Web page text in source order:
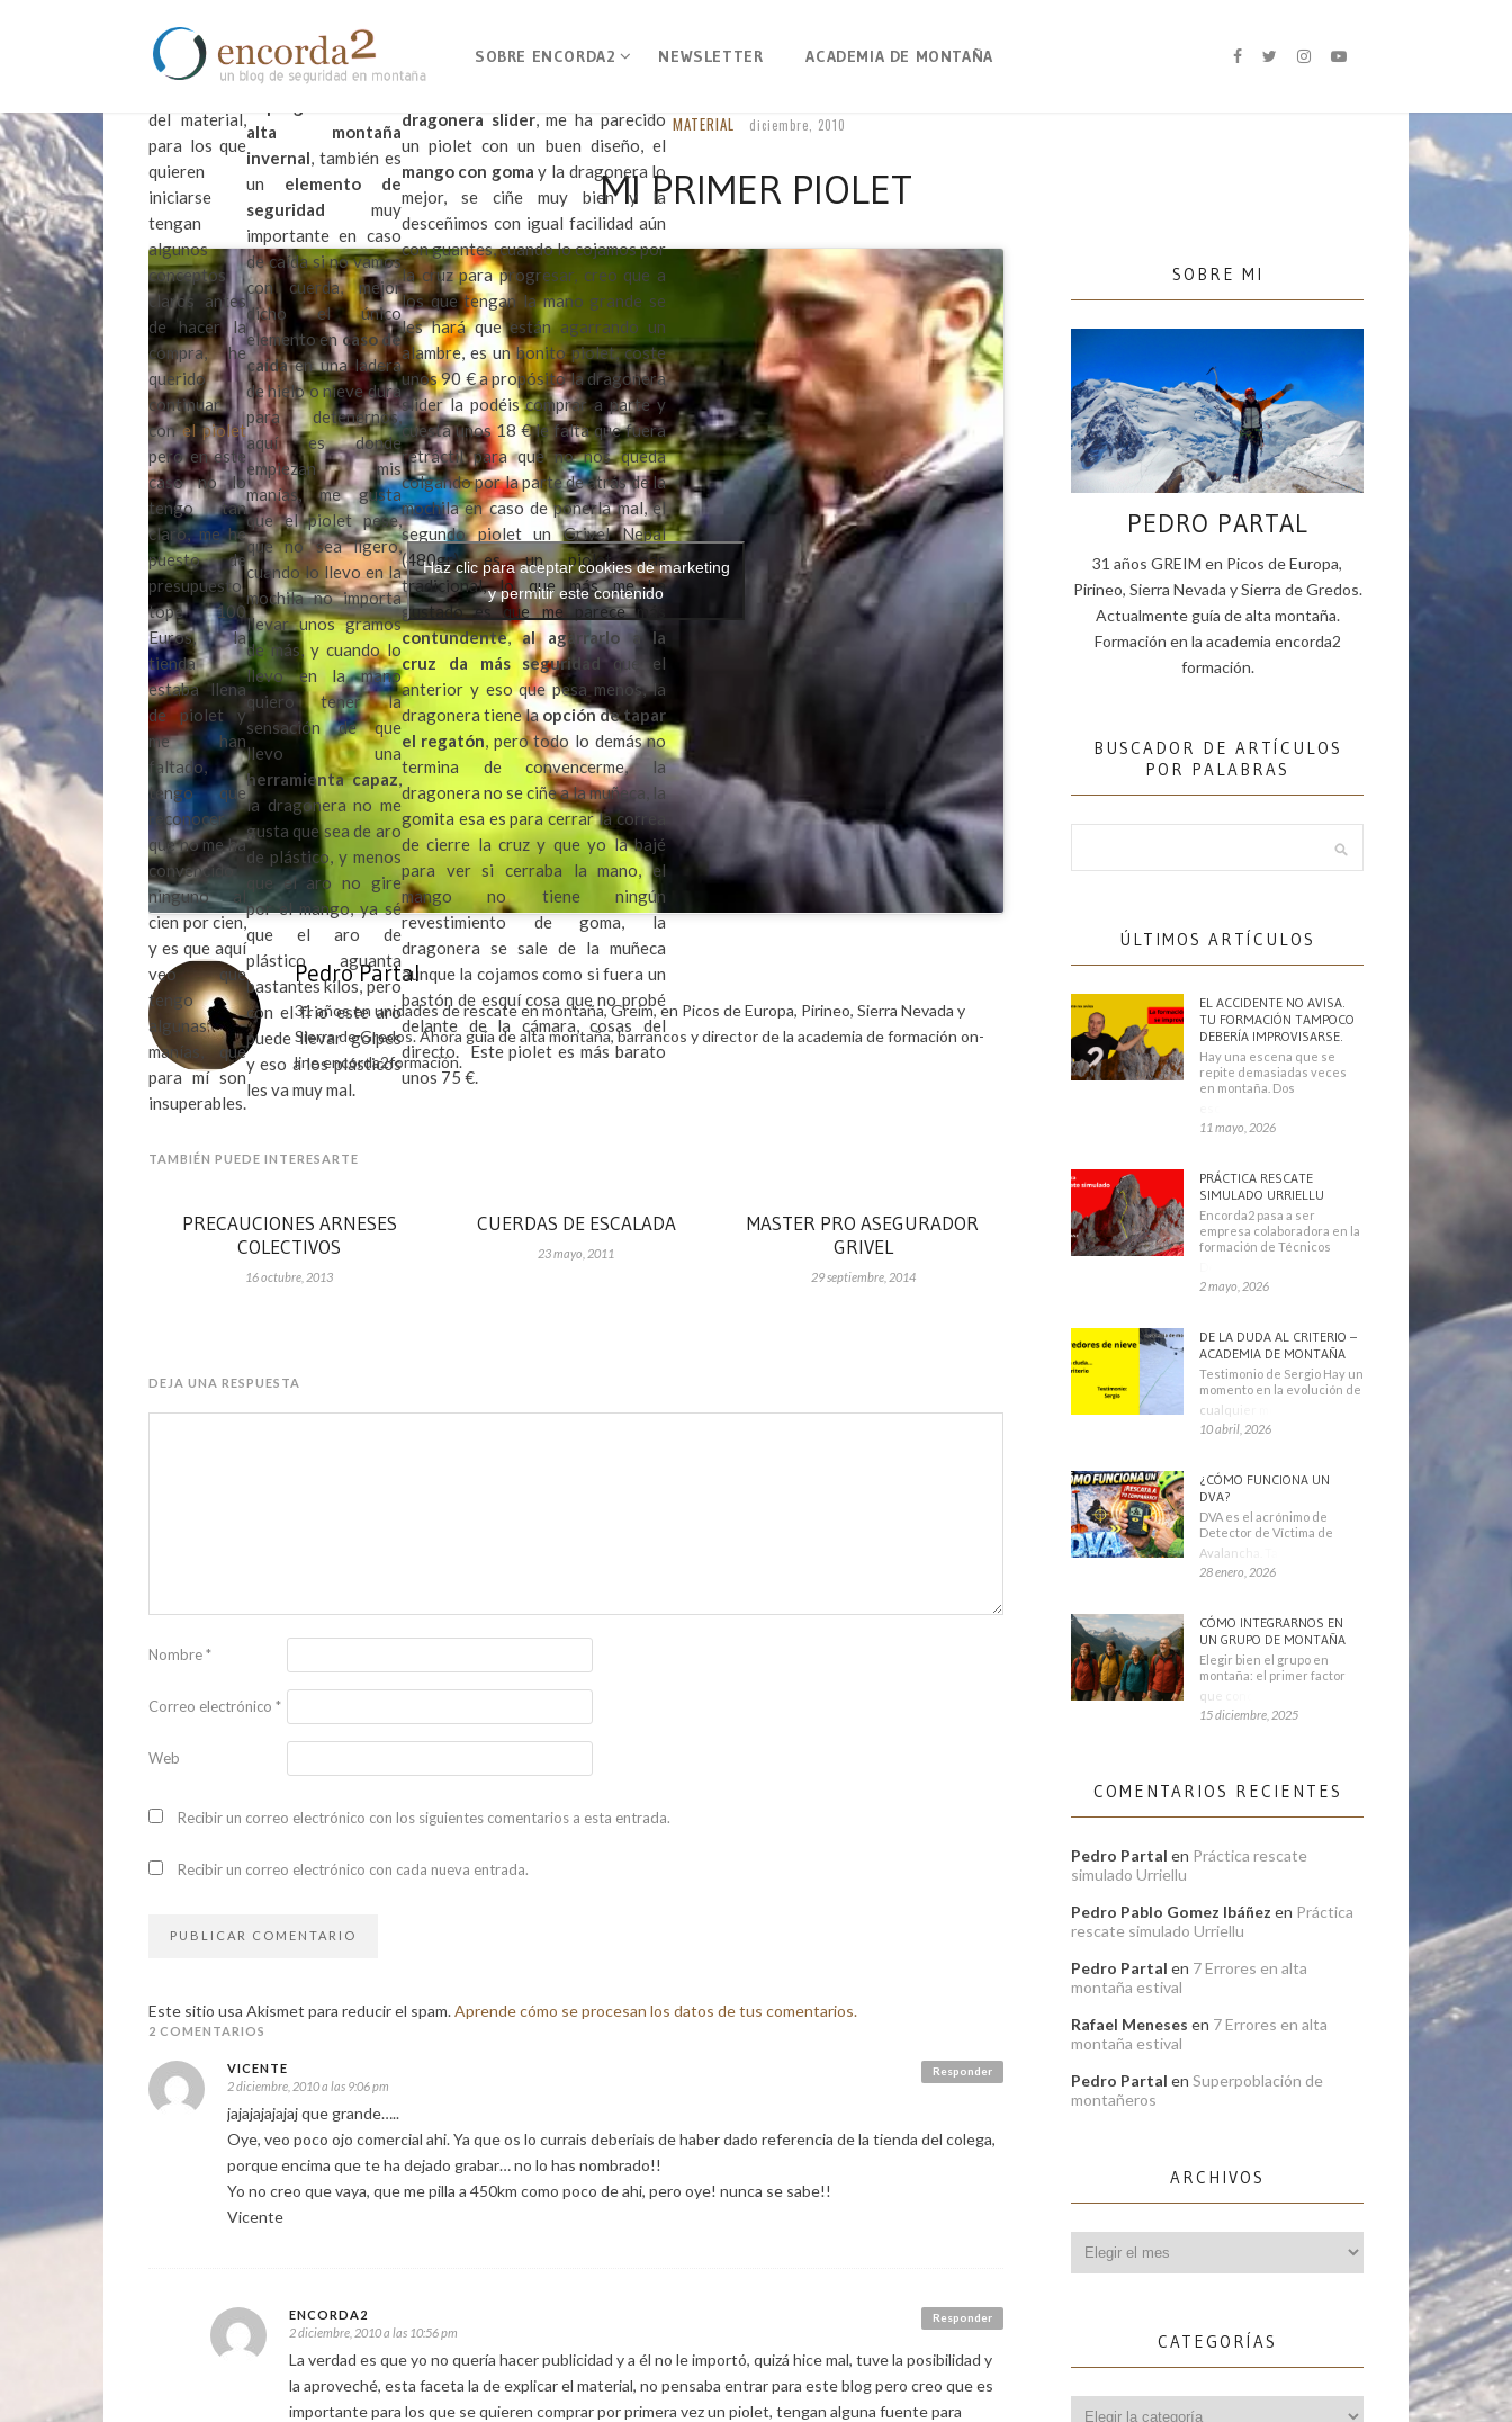
SOBRE ENCORDA2 NEWSLETTER ACADEMIA DE MONTAÑA
MATERIAL diciembre, 2010
MI PRIMER PIOLET
unos
cuantos post
del material,
para los que
quieren
iniciarse
tengan
algunos
conceptos
claros antes
de hacer la
compra, he
querido
continuar
conel piolet
pero en este
caso no lo
tengo tan
claro, me he
puesto de
presupuesto
tope 100
Euros, la
tienda
estaba llena
de piolet y
me han
faltado,
tengo que
reconocer
que no me ha
convencido
ninguno al
cien por cien,
y es que aquí
veo que
tengo
algunas
manías, que
para mí son
insuperables.
Lo primero, un piolet
es una herramienta
que nos ayuda para
alta montaña
invernal, también es
un elemento de
seguridad muy
importante en caso
de caída si no vamos
con cuerda, mejor
dicho el único
elemento encaso de
caídaen una ladera
de hielo o nieve dura
para detenernos,
aquí es donde
empiezan mis
manías, me gusta
que el piolet pese,
que no sea ligero,
cuando lo llevo en la
mochila no importa
llevar unos gramos
de más, y cuando lo
llevo en la mano
quiero tener la
sensación de que
llevo una
herramienta capaz,
la dragonera no me
gusta que sea de aro
de plástico, y menos
que el aro no gire
por el mango, ya sé
que el aro de
plástico aguanta
bastantes kilos, pero
con el frio este aro
puede llevar golpes
y eso a los plásticos
les va muy mal.
visto el primero un Black Diamond
dragonera slider, me ha parecido
un piolet con un buen diseño, el
mango con goma y la dragonera lo
mejor, se ciñe muy bien y la
desceñimos con igual facilidad aún
con guantes, cuando lo cojamos por
la cruz para progresar, creo que a
los que tengan la mano grande se
les hará que están agarrando un
alambre, es un bonito piolet, coste
unos 90 € a propósito la dragonera
slider la podéis comprar a parte y
cuesta unos 18 € le falta que fuera
retráctil para que no nos queda
colgando por la parte de atrás de la
mochila en caso de ponerla mal, el
segundo piolet un Grivel Nepal
(480gr) es un piolet más
tradicional, lo que más me ha
gustado es que me parece más
contundente,al agarrarlo a la
cruz da más seguridad
que el
anterior y eso que pesa menos, la
dragonera tiene laopción de tapar
el regatón , pero todo lo demás no
termina de convencerme, la
dragonera no se ciñe a la muñeca, la
gomita esa es para cerrar la correa
de cierre la cruz y que yo la bajé
para ver si cerraba la mano, el
mango no tiene ningún
revestimiento de goma, la
dragonera se sale de la muñeca
aunque la cojamos como si fuera un
bastón de esquí cosa que no probé
delante de la cámara, cosas del
directo. Este piolet es más barato
unos 75 €.
Haz clic para aceptar cookies de marketing
y permitir este contenido
Pedro Partal
31 años en unidades de rescate en montaña, Greim, en Picos de Europa, Pirineo, Sierra Nevada y
Sierra de Gredos. Ahora guía de alta montaña, barrancos y director de la academia de formación on-
line encorda2formación.
TAMBIÉN PUEDE INTERESARTE
PRECAUCIONES ARNESES
COLECTIVOS
16 octubre, 2013
CUERDAS DE ESCALADA
23 mayo, 2011
MASTER PRO ASEGURADOR
GRIVEL
29 septiembre, 2014
DEJA UNA RESPUESTA
Nombre*
Correo electrónico *
Web
Recibir un correo electrónico con los siguientes comentarios a esta entrada.
Recibir un correo electrónico con cada nueva entrada.
Este sitio usa Akismet para reducir el spam.Aprende cómo se procesan los datos de tus comentarios.
2 COMENTARIOS
Responder
VICENTE
2 diciembre, 2010 a las 9:06 pm
jajajajajajaj que grande…..
Oye, veo poco ojo comercial ahi. Ya que os lo currais deberiais de haber dado referencia de la tienda del colega,
porque encima que te ha dejado grabar… no lo has nombrado!!
Yo no creo que vaya, que me pilla a 450km como poco de ahi, pero oye! nunca se sabe!!
Vicente
Responder
ENCORDA2
2 diciembre, 2010 a las 10:56 pm
La verdad es que yo no quería hacer publicidad y a él no le importó, quizá hice mal, tuve la posibilidad y
la aproveché, esta faceta la de explicar el material, no pensaba entrar para este blog pero creo que es
importante para los que se quieren comprar por primera vez un piolet, tengan alguna fuente para
SOBRE MI
PEDRO PARTAL
31 años GREIM en Picos de Europa,
Pirineo, Sierra Nevada y Sierra de Gredos.
Actualmente guía de alta montaña.
Formación en la academia encorda2
formación.
BUSCADOR DE ARTÍCULOS
POR PALABRAS
ÚLTIMOS ARTÍCULOS
EL ACCIDENTE NO AVISA.
TU FORMACIÓN TAMPOCO
DEBERÍA IMPROVISARSE.
Hay una escena que se
repite demasiadas veces
en montaña. Dos
11 mayo, 2026
PRÁCTICA RESCATE
SIMULADO URRIELLU
Encorda2 pasa a ser
empresa colaboradora en la
formación de Técnicos
2 mayo, 2026
DE LA DUDA AL CRITERIO –
ACADEMIA DE MONTAÑA
Testimonio de Sergio Hay un
momento en la evolución de
cualquier montañero
10 abril, 2026
¿CÓMO FUNCIONA UN
DVA?
DVA es el acrónimo de
Detector de Víctima de
Avalancha. También se
28 enero, 2026
CÓMO INTEGRARNOS EN
UN GRUPO DE MONTAÑA
Elegir bien el grupo en
montaña: el primer factor
que condiciona tu
15 diciembre, 2025
COMENTARIOS RECIENTES
Pedro Partal en Práctica rescate
simulado Urriellu
Pedro Pablo Gomez Ibáñez en Práctica
rescate simulado Urriellu
Pedro Partal en 7 Errores en alta
montaña estival
Rafael Meneses en 7 Errores en alta
montaña estival
Pedro Partal en Superpoblación de
montañeros
ARCHIVOS
CATEGORÍAS